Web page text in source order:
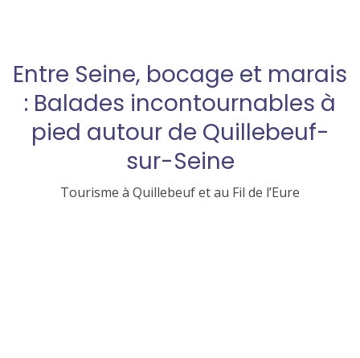
Entre Seine, bocage et marais
: Balades incontournables à
pied autour de Quillebeuf-
sur-Seine
Tourisme à Quillebeuf et au Fil de l’Eure